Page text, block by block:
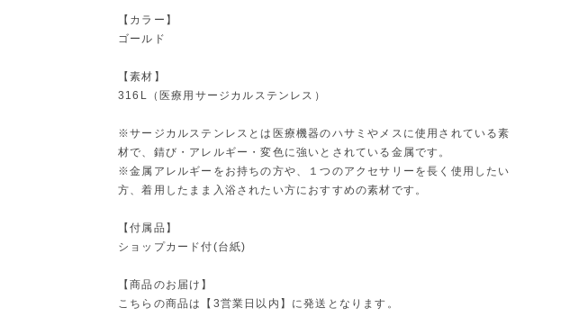
【カラー】
ゴールド
【素材】
316L（医療用サージカルステンレス）
※サージカルステンレスとは医療機器のハサミやメスに使用されている素
材で、錆び・アレルギー・変色に強いとされている金属です。
※金属アレルギーをお持ちの方や、１つのアクセサリーを長く使用したい
方、着用したまま入浴されたい方におすすめの素材です。
【付属品】
ショップカード付(台紙)
【商品のお届け】
こちらの商品は【3営業日以内】に発送となります。